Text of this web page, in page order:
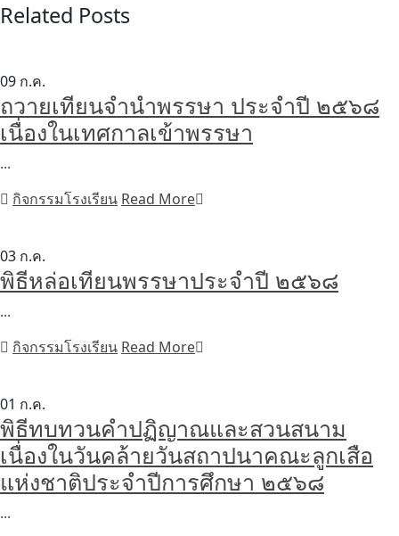
Related Posts
09 ก.ค.
ถวายเทียนจำนำพรรษา ประจำปี ๒๕๖๘
เนื่องในเทศกาลเข้าพรรษา
...
กิจกรรมโรงเรียน Read More
03 ก.ค.
พิธีหล่อเทียนพรรษาประจำปี ๒๕๖๘
...
กิจกรรมโรงเรียน Read More
01 ก.ค.
พิธีทบทวนคำปฏิญาณและสวนสนาม
เนื่องในวันคล้ายวันสถาปนาคณะลูกเสือ
แห่งชาติประจำปีการศึกษา ๒๕๖๘
...